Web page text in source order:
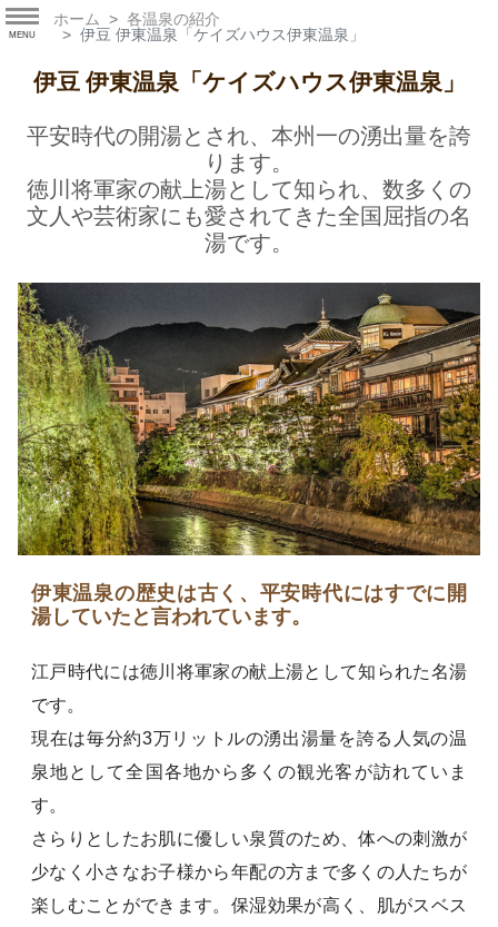
ホーム
各温泉の紹介
伊豆 伊東温泉「ケイズハウス伊東温泉」
伊豆 伊東温泉「ケイズハウス伊東温泉」
平安時代の開湯とされ、本州一の湧出量を誇
ります。
徳川将軍家の献上湯として知られ、数多くの
文人や芸術家にも愛されてきた全国屈指の名
湯です。
伊東温泉の歴史は古く、平安時代にはすでに開
湯していたと言われています。
江戸時代には徳川将軍家の献上湯として知られた名湯
です。
現在は毎分約3万リットルの湧出湯量を誇る人気の温
泉地として全国各地から多くの観光客が訪れていま
す。
さらりとしたお肌に優しい泉質のため、体への刺激が
少なく小さなお子様から年配の方まで多くの人たちが
楽しむことができます。保湿効果が高く、肌がスベス
MENU